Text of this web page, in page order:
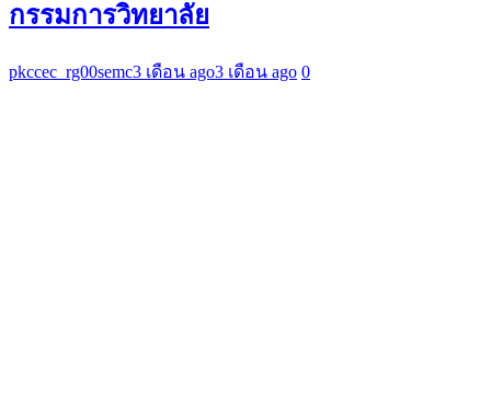
กรรมการวิทยาลัย
pkccec_rg00semc3 เดือน ago3 เดือน ago 0